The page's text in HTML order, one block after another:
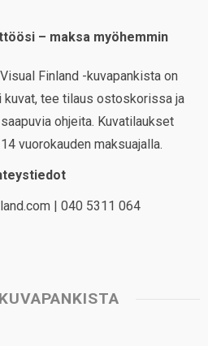
– maksa myöhemmin
Finland -kuvapankista on
kuvat, tee tilaus ostoskorissa ja
ohjeita. Kuvatilaukset
vuorokauden maksuajalla.
| 040 5311 064